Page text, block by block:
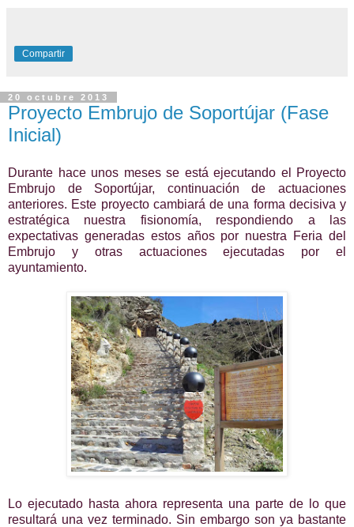
Compartir
20 octubre 2013
Proyecto Embrujo de Soportújar (Fase
Inicial)
Durante hace unos meses se está ejecutando el Proyecto
Embrujo de Soportújar, continuación de actuaciones
anteriores. Este proyecto cambiará de una forma decisiva y
estratégica nuestra fisionomía, respondiendo a las
expectativas generadas estos años por nuestra Feria del
Embrujo y otras actuaciones ejecutadas por el
ayuntamiento.
Lo ejecutado hasta ahora representa una parte de lo que
resultará una vez terminado. Sin embargo son ya bastante